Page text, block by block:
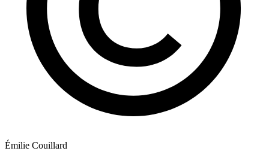
Émilie Couillard